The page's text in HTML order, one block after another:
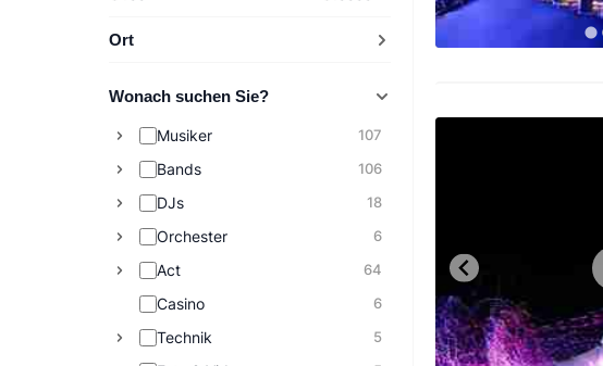
Ort
Wonach suchen Sie?
Musiker 107
Bands 106
DJs 18
Orchester 6
Act 64
Casino 6
Technik 5